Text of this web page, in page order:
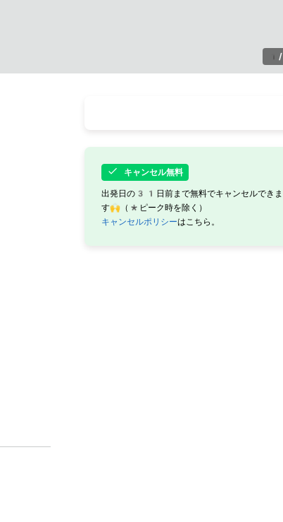
1 /
キャンセル無料
出発日の31日前まで無料でキャンセルできま
す🙌（*ピーク時を除く）
キャンセルポリシーはこちら。